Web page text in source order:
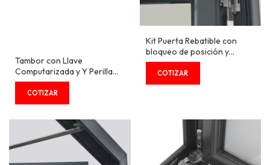
Tambor con Llave
Computarizada y Y Perilla
Lado Interno
Kit Puerta Rebatible con
bloqueo de posición y
bisagra expuesta
COPLANAR - Serie EVO